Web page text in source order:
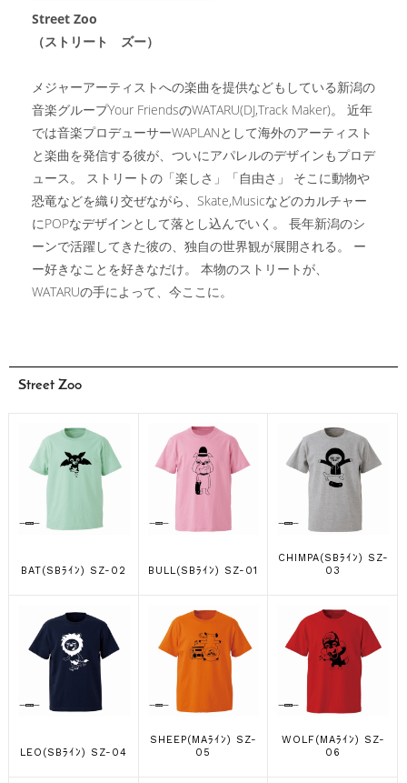
Street Zoo
（ストリート ズー）
メジャーアーティストへの楽曲を提供などもしている新潟の
音楽グループYour FriendsのWATARU(DJ,Track Maker)。 近年
では音楽プロデューサーWAPLANとして海外のアーティスト
と楽曲を発信する彼が、ついにアパレルのデザインもプロデ
ュース。 ストリートの「楽しさ」「自由さ」 そこに動物や
恐竜などを織り交ぜながら、Skate,Musicなどのカルチャー
にPOPなデザインとして落とし込んでいく。 長年新潟のシ
ーンで活躍してきた彼の、独自の世界観が展開される。 ー
ー好きなことを好きなだけ。 本物のストリートが、
WATARUの手によって、今ここに。
Street Zoo
BAT(SBﾗｲﾝ) SZ-02 BULL(SBﾗｲﾝ) SZ-01
CHIMPA(SBﾗｲﾝ) SZ-
03
LEO(SBﾗｲﾝ) SZ-04
SHEEP(MAﾗｲﾝ) SZ-
05
WOLF(MAﾗｲﾝ) SZ-
06